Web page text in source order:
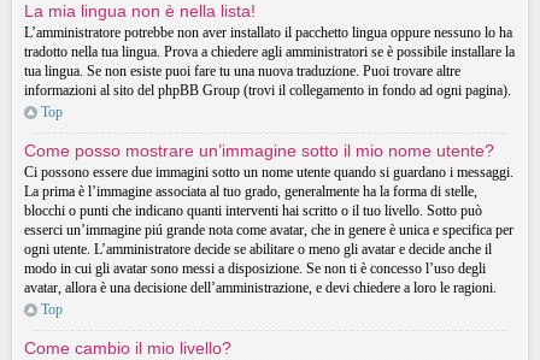
La mia lingua non è nella lista!
L’amministratore potrebbe non aver installato il pacchetto lingua oppure nessuno lo ha
tradotto nella tua lingua. Prova a chiedere agli amministratori se è possibile installare la
tua lingua. Se non esiste puoi fare tu una nuova traduzione. Puoi trovare altre
informazioni al sito del phpBB Group (trovi il collegamento in fondo ad ogni pagina).
Top
Come posso mostrare un’immagine sotto il mio nome utente?
Ci possono essere due immagini sotto un nome utente quando si guardano i messaggi.
La prima è l’immagine associata al tuo grado, generalmente ha la forma di stelle,
blocchi o punti che indicano quanti interventi hai scritto o il tuo livello. Sotto può
esserci un’immagine piú grande nota come avatar, che in genere è unica e specifica per
ogni utente. L’amministratore decide se abilitare o meno gli avatar e decide anche il
modo in cui gli avatar sono messi a disposizione. Se non ti è concesso l’uso degli
avatar, allora è una decisione dell’amministrazione, e devi chiedere a loro le ragioni.
Top
Come cambio il mio livello?